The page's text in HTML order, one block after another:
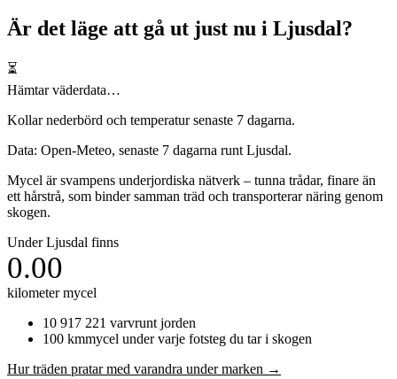
Är det läge att gå ut just nu i Ljusdal ?
⏳
Hämtar väderdata…
Kollar nederbörd och temperatur senaste 7 dagarna.
Data: Open-Meteo, senaste 7 dagarna runt Ljusdal.
Mycel är svampens underjordiska nätverk – tunna trådar, finare än
ett hårstrå, som binder samman träd och transporterar näring genom
skogen.
UnderLjusdal finns
0.00
kilometer mycel
10 917 221 varvrunt jorden
100 kmmycel under varje fotsteg du tar i skogen
Hur träden pratar med varandra under marken →